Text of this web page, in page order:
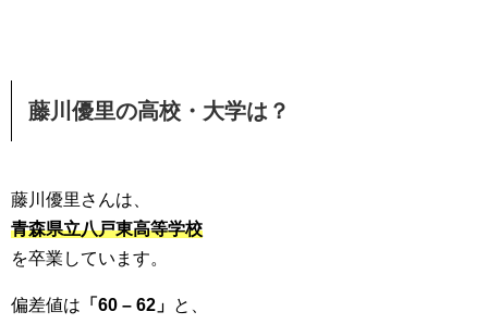
藤川優里の高校・大学は？
藤川優里さんは、
青森県立八戸東高等学校
を卒業しています。
偏差値は 「60 – 62」 と、